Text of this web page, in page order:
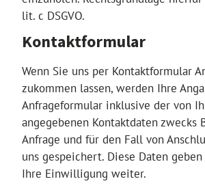
lit. c DSGVO.
Kontaktformular
Wenn Sie uns per Kontaktformular
zukommen lassen, werden Ihre
Anfrageformular inklusive der von
angegebenen Kontaktdaten zwecks
Anfrage und für den Fall von
uns gespeichert. Diese Daten
Ihre Einwilligung weiter.